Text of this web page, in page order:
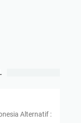
Alternatif :